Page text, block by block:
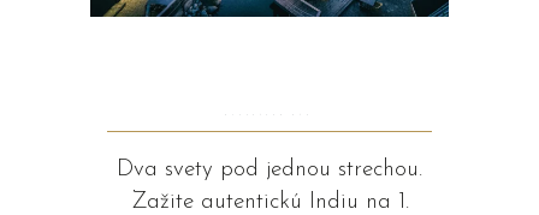
Dva svety pod jednou strechou.
Zažite autentickú Indiu na 1.